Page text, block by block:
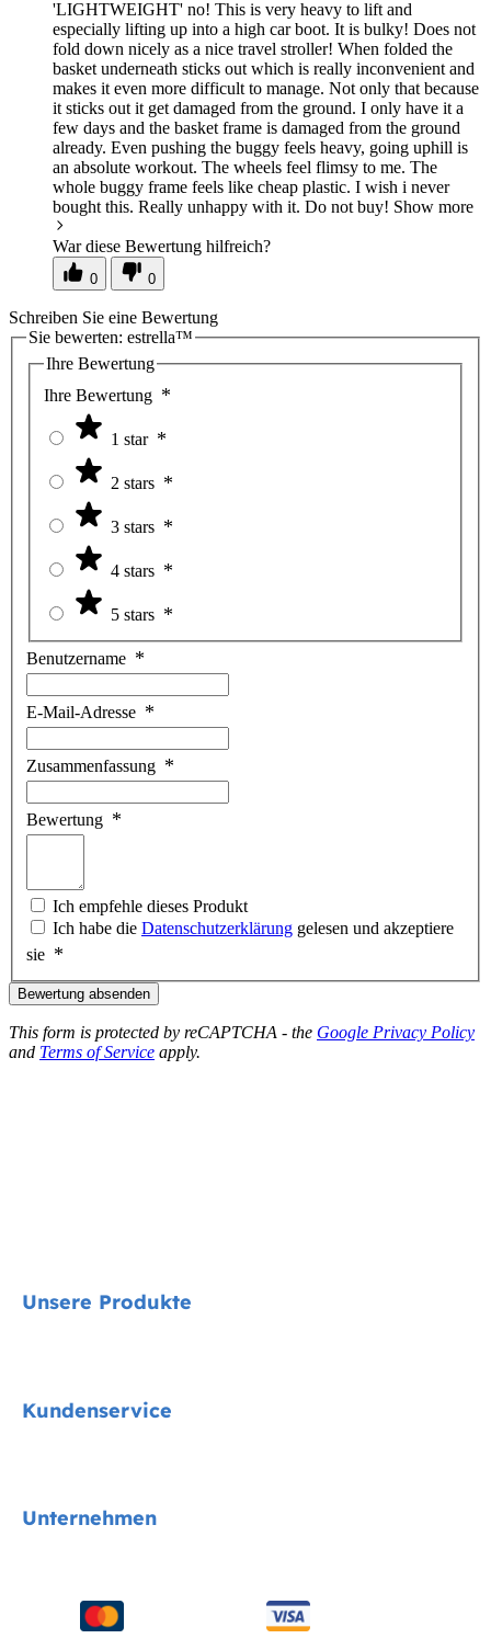
'LIGHTWEIGHT' no! This is very heavy to lift and
especially lifting up into a high car boot. It is bulky! Does not
fold down nicely as a nice travel stroller! When folded the
basket underneath sticks out which is really inconvenient and
makes it even more difficult to manage. Not only that because
it sticks out it get damaged from the ground. I only have it a
few days and the basket frame is damaged from the ground
already. Even pushing the buggy feels heavy, going uphill is
an absolute workout. The wheels feel flimsy to me. The
whole buggy frame feels like cheap plastic. I wish i never
bought this. Really unhappy with it. Do not buy! Show more
War diese Bewertung hilfreich?
0 0
Schreiben Sie eine Bewertung
Sie bewerten: estrella™
Ihre Bewertung
Ihre Bewertung
1 star
2 stars
3 stars
4 stars
5 stars
Benutzername
E-Mail-Adresse
Zusammenfassung
Bewertung
Ich empfehle dieses Produkt
Ich habe die Datenschutzerklärung gelesen und akzeptiere
sie
Bewertung absenden
This form is protected by reCAPTCHA - the Google Privacy Policy
and Terms of Service apply.
Unsere Produkte
Kinderwagen
Schaukeln & Wippen
Kundenservice
Handbücher & mehr
Unternehmen
Über uns